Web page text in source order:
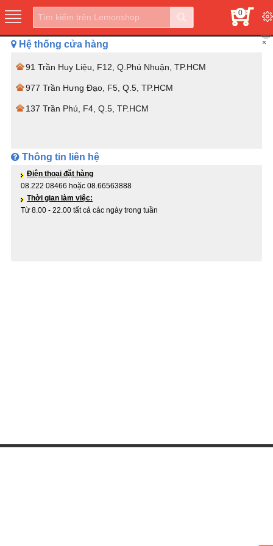
0
Hệ thống cửa hàng
91 Trần Huy Liệu, F12, Q.Phú Nhuận, TP.HCM
977 Trần Hưng Đạo, F5, Q.5, TP.HCM
137 Trần Phú, F4, Q.5, TP.HCM
Thông tin liên hệ
Điện thoại đặt hàng
08.222 08466 hoặc 08.66563888
Thời gian làm việc:
Từ 8.00 - 22.00 tất cả các ngày trong tuần
×